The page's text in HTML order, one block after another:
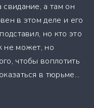
свидание, а там он
в этом деле и его
но кто это
не может, но
чтобы воплотить
в тюрьме...